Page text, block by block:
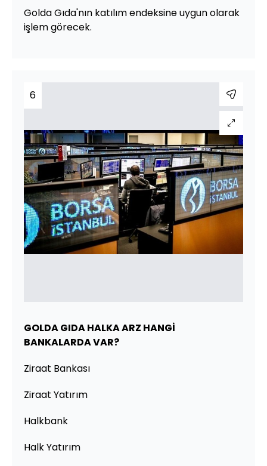
Golda Gıda'nın katılım endeksine uygun olarak
işlem görecek.
6
GOLDA GIDA HALKA ARZ HANGİ
BANKALARDA VAR?
Ziraat Bankası
Ziraat Yatırım
Halkbank
Halk Yatırım